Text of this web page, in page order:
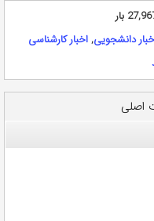
بار
دانشجویی,اخبار کارشناسی
اصلی